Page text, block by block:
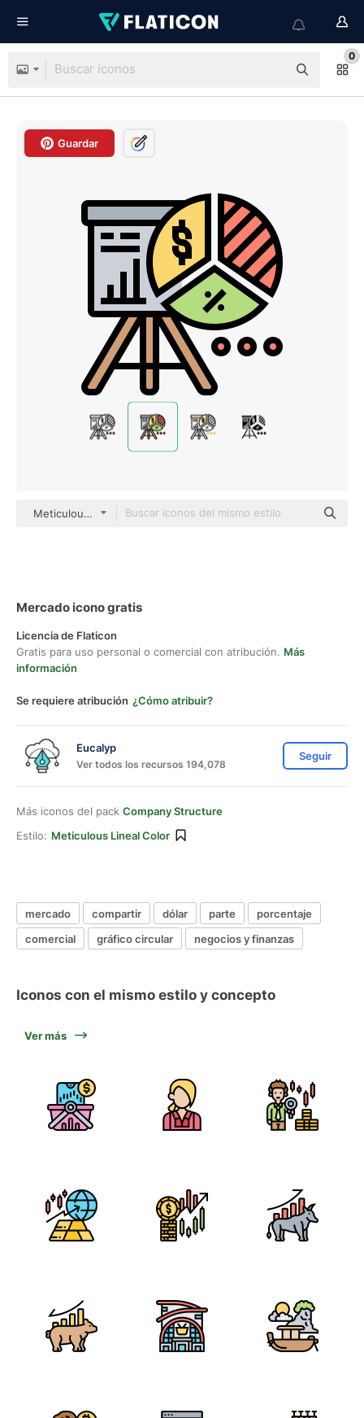
0
Guardar
Meticulous Lineal Color
Mercado icono gratis
Licencia de Flaticon
Gratis para uso personal o comercial con atribución. Más
información
Se requiere atribución ¿Cómo atribuir?
Eucalyp
Ver todos los recursos 194,078
Seguir
Más iconos del pack Company Structure
Estilo: Meticulous Lineal Color
mercado compartir dólar parte
porcentaje
comercial
gráfico circular negocios y finanzas
Iconos con el mismo estilo y concepto
Ver más